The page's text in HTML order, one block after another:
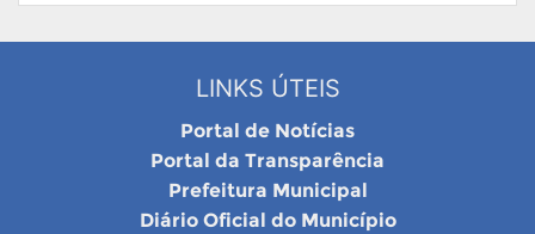
LINKS ÚTEIS
Portal de Notícias
Portal da Transparência
Prefeitura Municipal
Diário Oficial do Município